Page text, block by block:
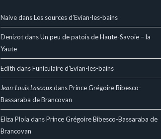
NaivedansLes sources d’Evian-les-bains
DenizotdansUn peu de patois de Haute-Savoie – la
Yaute
Edith dansFuniculaire d’Evian-les-bains
Jean-Louis LascouxdansPrince Grégoire Bibesco-
Bassaraba de Brancovan
Eliza Ploia dansPrince Grégoire Bibesco-Bassaraba de
Brancovan